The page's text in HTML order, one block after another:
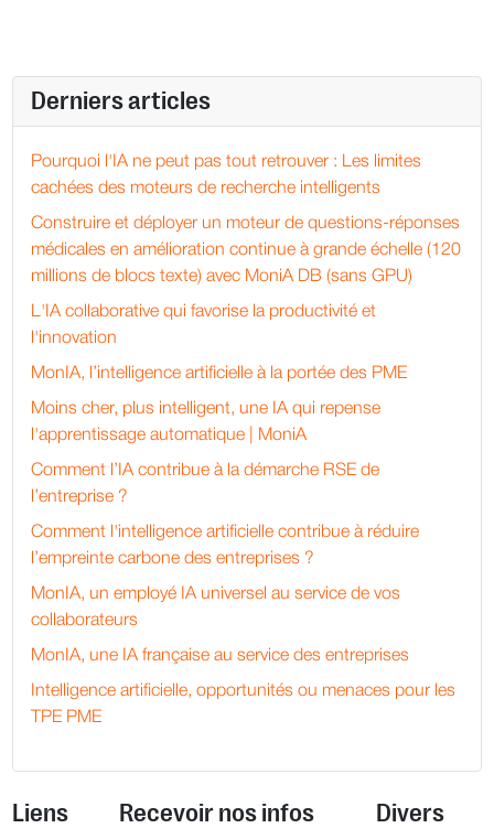
Derniers articles
Pourquoi l'IA ne peut pas tout retrouver : Les limites
cachées des moteurs de recherche intelligents
Construire et déployer un moteur de questions-réponses
médicales en amélioration continue à grande échelle (120
millions de blocs texte) avec MoniA DB (sans GPU)
L'IA collaborative qui favorise la productivité et
l'innovation
MonIA, l’intelligence artificielle à la portée des PME
Moins cher, plus intelligent, une IA qui repense
l'apprentissage automatique | MoniA
Comment l’IA contribue à la démarche RSE de
l’entreprise ?
Comment l'intelligence artificielle contribue à réduire
l’empreinte carbone des entreprises ?
MonIA, un employé IA universel au service de vos
collaborateurs
MonIA, une IA française au service des entreprises
Intelligence artificielle, opportunités ou menaces pour les
TPE PME
Liens Recevoir nos infos Divers